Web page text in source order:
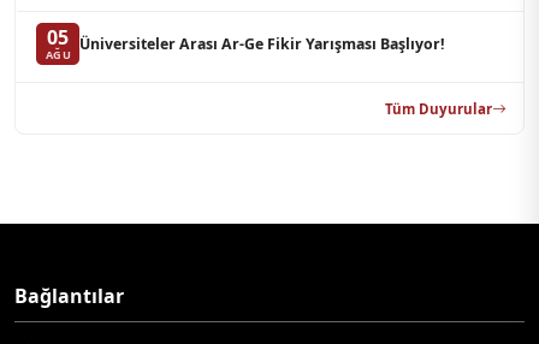
05
AĞU
Üniversiteler Arası Ar-Ge Fikir Yarışması Başlıyor!
Tüm Duyurular
Bağlantılar